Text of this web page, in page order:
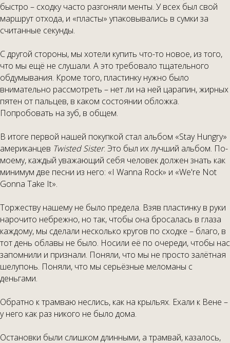
быстро – сходку часто разгоняли менты. У всех был свой
маршрут отхода, и «пласты» упаковывались в сумки за
считанные секунды.
С другой стороны, мы хотели купить что-то новое, из того,
что мы ещё не слушали. А это требовало тщательного
обдумывания. Кроме того, пластинку нужно было
внимательно рассмотреть – нет ли на ней царапин, жирных
пятен от пальцев, в каком состоянии обложка.
Попробовать на зуб, в общем.
В итоге первой нашей покупкой стал альбом «Stay Hungry»
американцев Twisted Sister. Это был их лучший альбом. По-
моему, каждый уважающий себя человек должен знать как
минимум две песни из него: «I Wanna Rock» и «We're Not
Gonna Take It».
Торжеству нашему не было предела. Взяв пластинку в руки
нарочито небрежно, но так, чтобы она бросалась в глаза
каждому, мы сделали несколько кругов по сходке – благо, в
тот день облавы не было. Носили её по очереди, чтобы нас
запомнили и признали. Поняли, что мы не просто залётная
шелупонь. Поняли, что мы серьёзные меломаны с
деньгами.
Обратно к трамваю неслись, как на крыльях. Ехали к Вене –
у него как раз никого не было дома.
Остановки были слишком длинными, а трамвай, казалось,